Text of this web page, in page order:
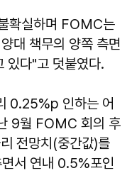
확실하며 FOMC는
대 책무의 양쪽 측면
있다"고 덧붙였다.
0.25%p 인하는 어
9월 FOMC 회의 후
전망치(중간값)를
서 연내 0.5%포인